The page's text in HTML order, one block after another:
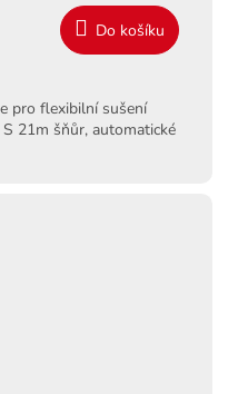
Do košíku
pro flexibilní sušení
21m šňůr, automatické